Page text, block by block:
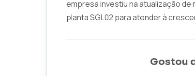
empresa investiu na atualização
planta SGL02 para atender à
Gostou